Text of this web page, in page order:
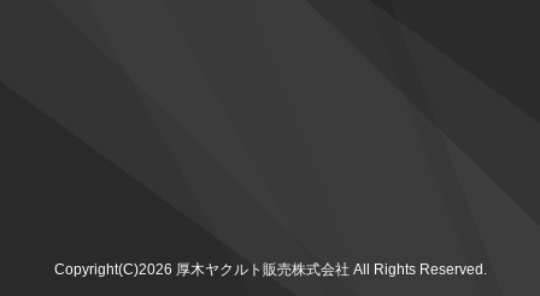
Copyright(C)2026 厚木ヤクルト販売株式会社 All Rights Reserved.